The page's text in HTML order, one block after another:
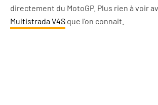
directement du MotoGP. Plus rien à voir
Multistrada V4S que l’on connait.